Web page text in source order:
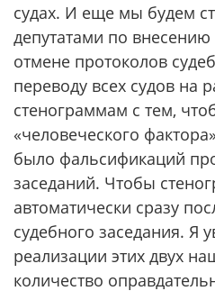
судах. И еще мы будем
депутатами по
отмене протоколов
переводу всех судов на
стенограммам с тем,
«человеческого
было фальсификаций
заседаний. Чтобы
автоматически сразу
судебного заседания. Я
реализации этих двух
количество